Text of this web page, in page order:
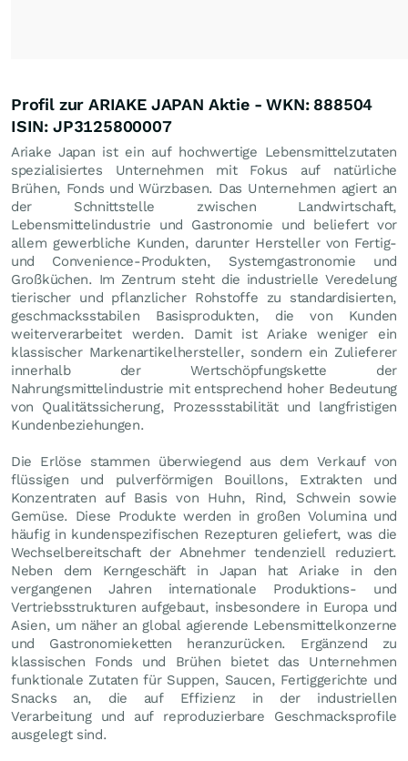
Profil zur ARIAKE JAPAN Aktie - WKN: 888504
ISIN: JP3125800007
Ariake Japan ist ein auf hochwertige Lebensmittelzutaten
spezialisiertes Unternehmen mit Fokus auf natürliche
Brühen, Fonds und Würzbasen. Das Unternehmen agiert an
der Schnittstelle zwischen Landwirtschaft,
Lebensmittelindustrie und Gastronomie und beliefert vor
allem gewerbliche Kunden, darunter Hersteller von Fertig-
und Convenience-Produkten, Systemgastronomie und
Großküchen. Im Zentrum steht die industrielle Veredelung
tierischer und pflanzlicher Rohstoffe zu standardisierten,
geschmacksstabilen Basisprodukten, die von Kunden
weiterverarbeitet werden. Damit ist Ariake weniger ein
klassischer Markenartikelhersteller, sondern ein Zulieferer
innerhalb der Wertschöpfungskette der
Nahrungsmittelindustrie mit entsprechend hoher Bedeutung
von Qualitätssicherung, Prozessstabilität und langfristigen
Kundenbeziehungen.
Die Erlöse stammen überwiegend aus dem Verkauf von
flüssigen und pulverförmigen Bouillons, Extrakten und
Konzentraten auf Basis von Huhn, Rind, Schwein sowie
Gemüse. Diese Produkte werden in großen Volumina und
häufig in kundenspezifischen Rezepturen geliefert, was die
Wechselbereitschaft der Abnehmer tendenziell reduziert.
Neben dem Kerngeschäft in Japan hat Ariake in den
vergangenen Jahren internationale Produktions- und
Vertriebsstrukturen aufgebaut, insbesondere in Europa und
Asien, um näher an global agierende Lebensmittelkonzerne
und Gastronomieketten heranzurücken. Ergänzend zu
klassischen Fonds und Brühen bietet das Unternehmen
funktionale Zutaten für Suppen, Saucen, Fertiggerichte und
Snacks an, die auf Effizienz in der industriellen
Verarbeitung und auf reproduzierbare Geschmacksprofile
ausgelegt sind.